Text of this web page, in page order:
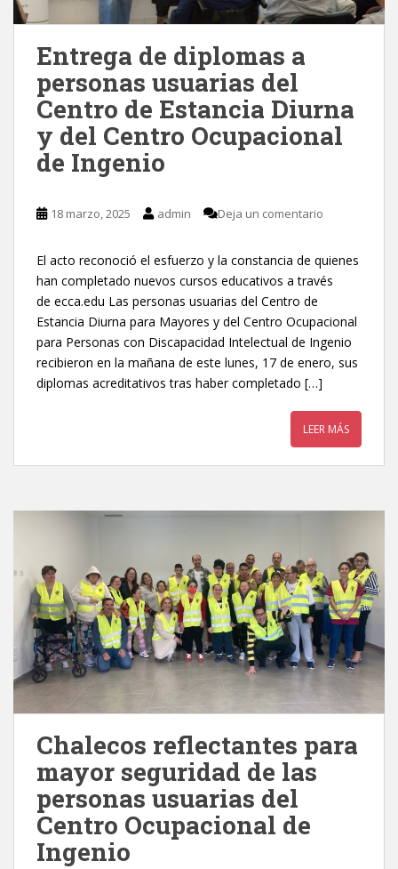
Entrega de diplomas a
personas usuarias del
Centro de Estancia Diurna
y del Centro Ocupacional
de Ingenio
18 marzo, 2025 admin Deja un comentario
El acto reconoció el esfuerzo y la constancia de quienes
han completado nuevos cursos educativos a través
de ecca.edu Las personas usuarias del Centro de
Estancia Diurna para Mayores y del Centro Ocupacional
para Personas con Discapacidad Intelectual de Ingenio
recibieron en la mañana de este lunes, 17 de enero, sus
diplomas acreditativos tras haber completado […]
LEER MÁS
Chalecos reflectantes para
mayor seguridad de las
personas usuarias del
Centro Ocupacional de
Ingenio